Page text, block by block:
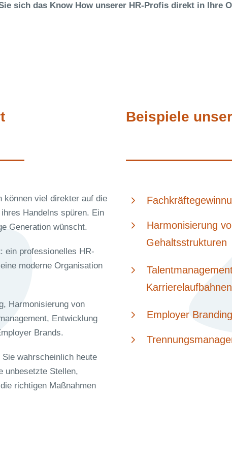
sich das Know How unserer HR-Profis direkt in Ihre
können viel direkter auf die
Handelns spüren. Ein
Generation wünscht.
: ein professionelles HR-
moderne Organisation
Harmonisierung von
Entwicklung
Brands.
wahrscheinlich heute
unbesetzte Stellen,
richtigen Maßnahmen
Beispiele
Harmonisierung
Gehaltsstrukturen
Karrierelaufbahnen
Employer Branding